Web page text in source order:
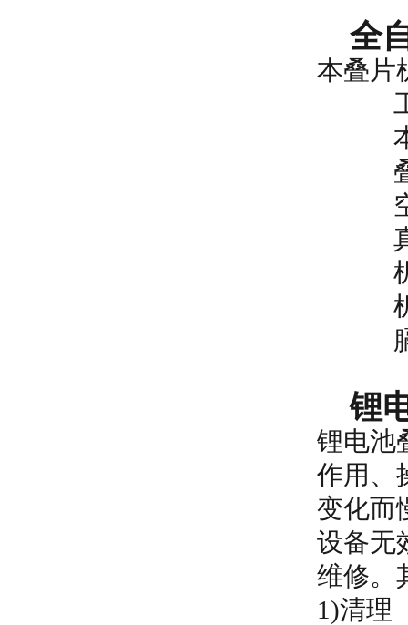
全
本叠片
工作
本叠
叠片
空气
真空
机器
机器
膈膜
锂
锂电池
作用、
变化而
设备无
维修。
1)清理